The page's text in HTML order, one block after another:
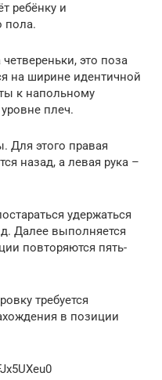
ребёнку и
пола.
это поза
на ширине идентичной
к напольному
плеч.
Для этого правая
назад, а левая рука –
удержаться
Далее выполняется
повторяются пять-
требуется
в позиции